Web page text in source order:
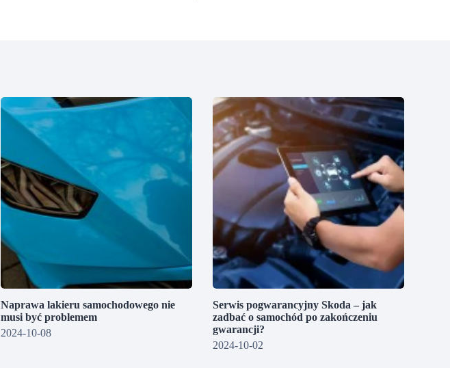
Naprawa lakieru samochodowego nie
musi być problemem
2024-10-08
Serwis pogwarancyjny Skoda – jak
zadbać o samochód po zakończeniu
gwarancji?
2024-10-02